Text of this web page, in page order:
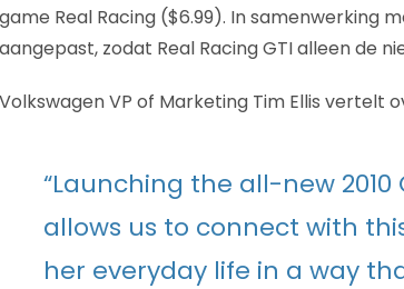
game Real Racing ($6.99). In samenwerking
aangepast, zodat Real Racing GTI alleen de
Volkswagen VP of Marketing Tim Ellis vertelt
“Launching the all-new 2010
allows us to connect with
her everyday life in a way